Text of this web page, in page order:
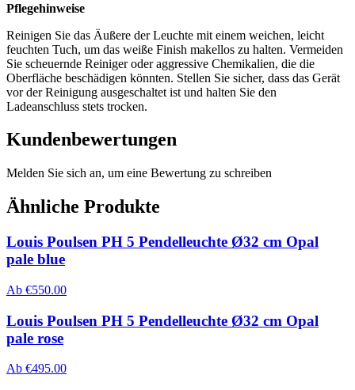
Pflegehinweise
Reinigen Sie das Äußere der Leuchte mit einem weichen, leicht
feuchten Tuch, um das weiße Finish makellos zu halten. Vermeiden
Sie scheuernde Reiniger oder aggressive Chemikalien, die die
Oberfläche beschädigen könnten. Stellen Sie sicher, dass das Gerät
vor der Reinigung ausgeschaltet ist und halten Sie den
Ladeanschluss stets trocken.
Kundenbewertungen
Melden Sie sich an, um eine Bewertung zu schreiben
Ähnliche Produkte
Louis Poulsen PH 5 Pendelleuchte Ø32 cm Opal
pale blue
Ab €550.00
Louis Poulsen PH 5 Pendelleuchte Ø32 cm Opal
pale rose
Ab €495.00